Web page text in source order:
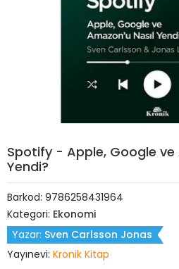
Spotify - Apple, Google ve
Yendi?
Barkod: 9786258431964
Kategori: Ekonomi
Yazar: Sven Carlsson Jonas
Yayınevi: Kronik Kitap